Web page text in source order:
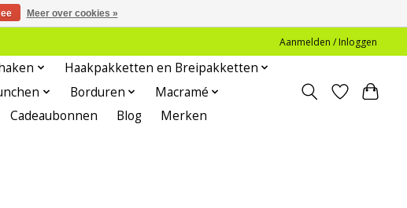
Aanmelden / Inloggen
Haakpakketten en Breipakketten
Borduren
Macramé
Cadeaubonnen Blog Merken
Meer over cookies »